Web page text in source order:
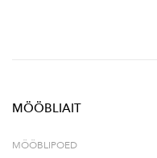
MÖÖBLIAIT
MÖÖBLIPOED